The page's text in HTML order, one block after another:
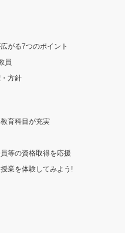
がる7つのポイント
員
方針
育科目が充実
等の資格取得を応援
業を体験してみよう!